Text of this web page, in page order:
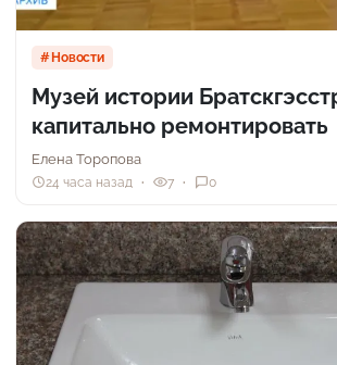
Новости
Музей истории
капитально ремонтировать
Елена Торопова
24 часа назад 7 0